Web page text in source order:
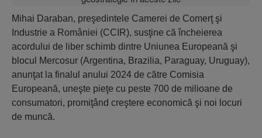
Mihai Daraban, preşedintele Camerei de Comerţ şi
Industrie a României (CCIR), susţine că încheierea
acordului de liber schimb dintre Uniunea Europeană şi
blocul Mercosur (Argentina, Brazilia, Paraguay, Uruguay),
anunţat la finalul anului 2024 de către Comisia
Europeană, uneşte pieţe cu peste 700 de milioane de
consumatori, promiţând creştere economică şi noi locuri
de muncă.